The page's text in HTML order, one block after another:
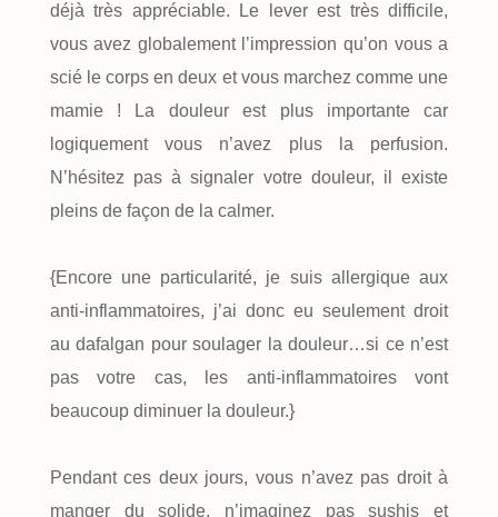
déjà très appréciable. Le lever est très difficile,
vous avez globalement l’impression qu’on vous a
scié le corps en deux et vous marchez comme une
mamie ! La douleur est plus importante car
logiquement vous n’avez plus la perfusion.
N’hésitez pas à signaler votre douleur, il existe
pleins de façon de la calmer.
{Encore une particularité, je suis allergique aux
anti-inflammatoires, j’ai donc eu seulement droit
au dafalgan pour soulager la douleur…si ce n’est
pas votre cas, les anti-inflammatoires vont
beaucoup diminuer la douleur.}
Pendant ces deux jours, vous n’avez pas droit à
manger du solide, n’imaginez pas sushis et